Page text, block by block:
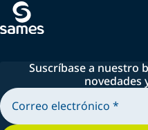
Suscríbase a nuestro
novedades